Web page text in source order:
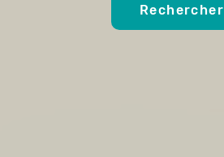
Rechercher